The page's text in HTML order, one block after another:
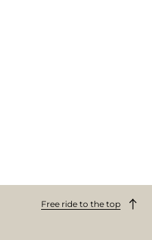
Free ride to the top